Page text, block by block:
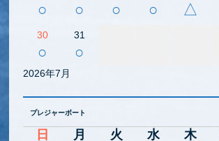
○ ○ ○ ○ △
30
○
31
○
2026年7月
プレジャーボート
日 月 火 水 木